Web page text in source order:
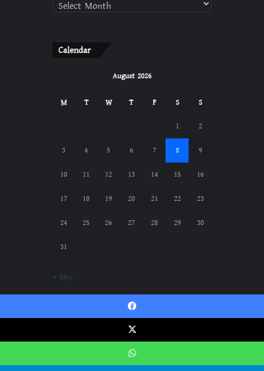
Calendar
August 2026
M T W T F S S
1 2
3 4 5 6 7 8 9
10 11 12 13 14 15 16
17 18 19 20 21 22 23
24 25 26 27 28 29 30
31
« May
Gazwatul Hind || গাজওয়াতুল হিন্দ © Copyright
2024, All Rights Reserved
Facebook
X
WhatsApp